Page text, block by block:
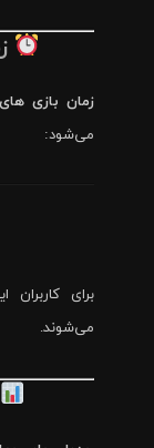
زمان بازی
می‌شود:
برای
می‌شوند.